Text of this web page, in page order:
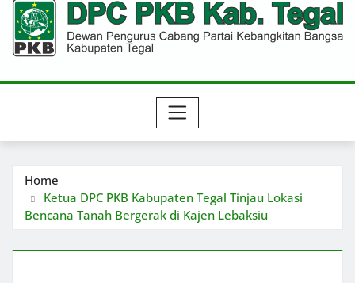
Home
Ketua DPC PKB Kabupaten Tegal Tinjau Lokasi
Bencana Tanah Bergerak di Kajen Lebaksiu